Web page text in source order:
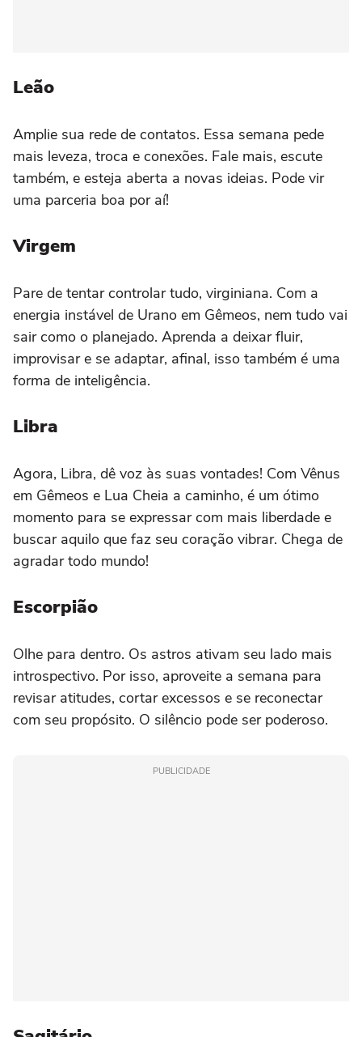
Leão
Amplie sua rede de contatos. Essa semana pede
mais leveza, troca e conexões. Fale mais, escute
também, e esteja aberta a novas ideias. Pode vir
uma parceria boa por aí!
Virgem
Pare de tentar controlar tudo, virginiana. Com a
energia instável de Urano em Gêmeos, nem tudo vai
sair como o planejado. Aprenda a deixar fluir,
improvisar e se adaptar, afinal, isso também é uma
forma de inteligência.
Libra
Agora, Libra, dê voz às suas vontades! Com Vênus
em Gêmeos e Lua Cheia a caminho, é um ótimo
momento para se expressar com mais liberdade e
buscar aquilo que faz seu coração vibrar. Chega de
agradar todo mundo!
Escorpião
Olhe para dentro. Os astros ativam seu lado mais
introspectivo. Por isso, aproveite a semana para
revisar atitudes, cortar excessos e se reconectar
com seu propósito. O silêncio pode ser poderoso.
PUBLICIDADE